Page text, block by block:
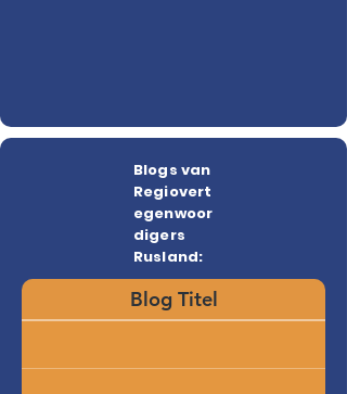
Blogs van
Regiovert
egenwoor
digers
Rusland:
Blog Titel